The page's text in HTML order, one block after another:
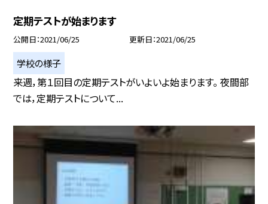
定期テストが始まります
公開日 2021/06/25 更新日 2021/06/25
学校の様子
来週，第１回目の定期テストがいよいよ始まります。 夜間部
では，定期テストについて...